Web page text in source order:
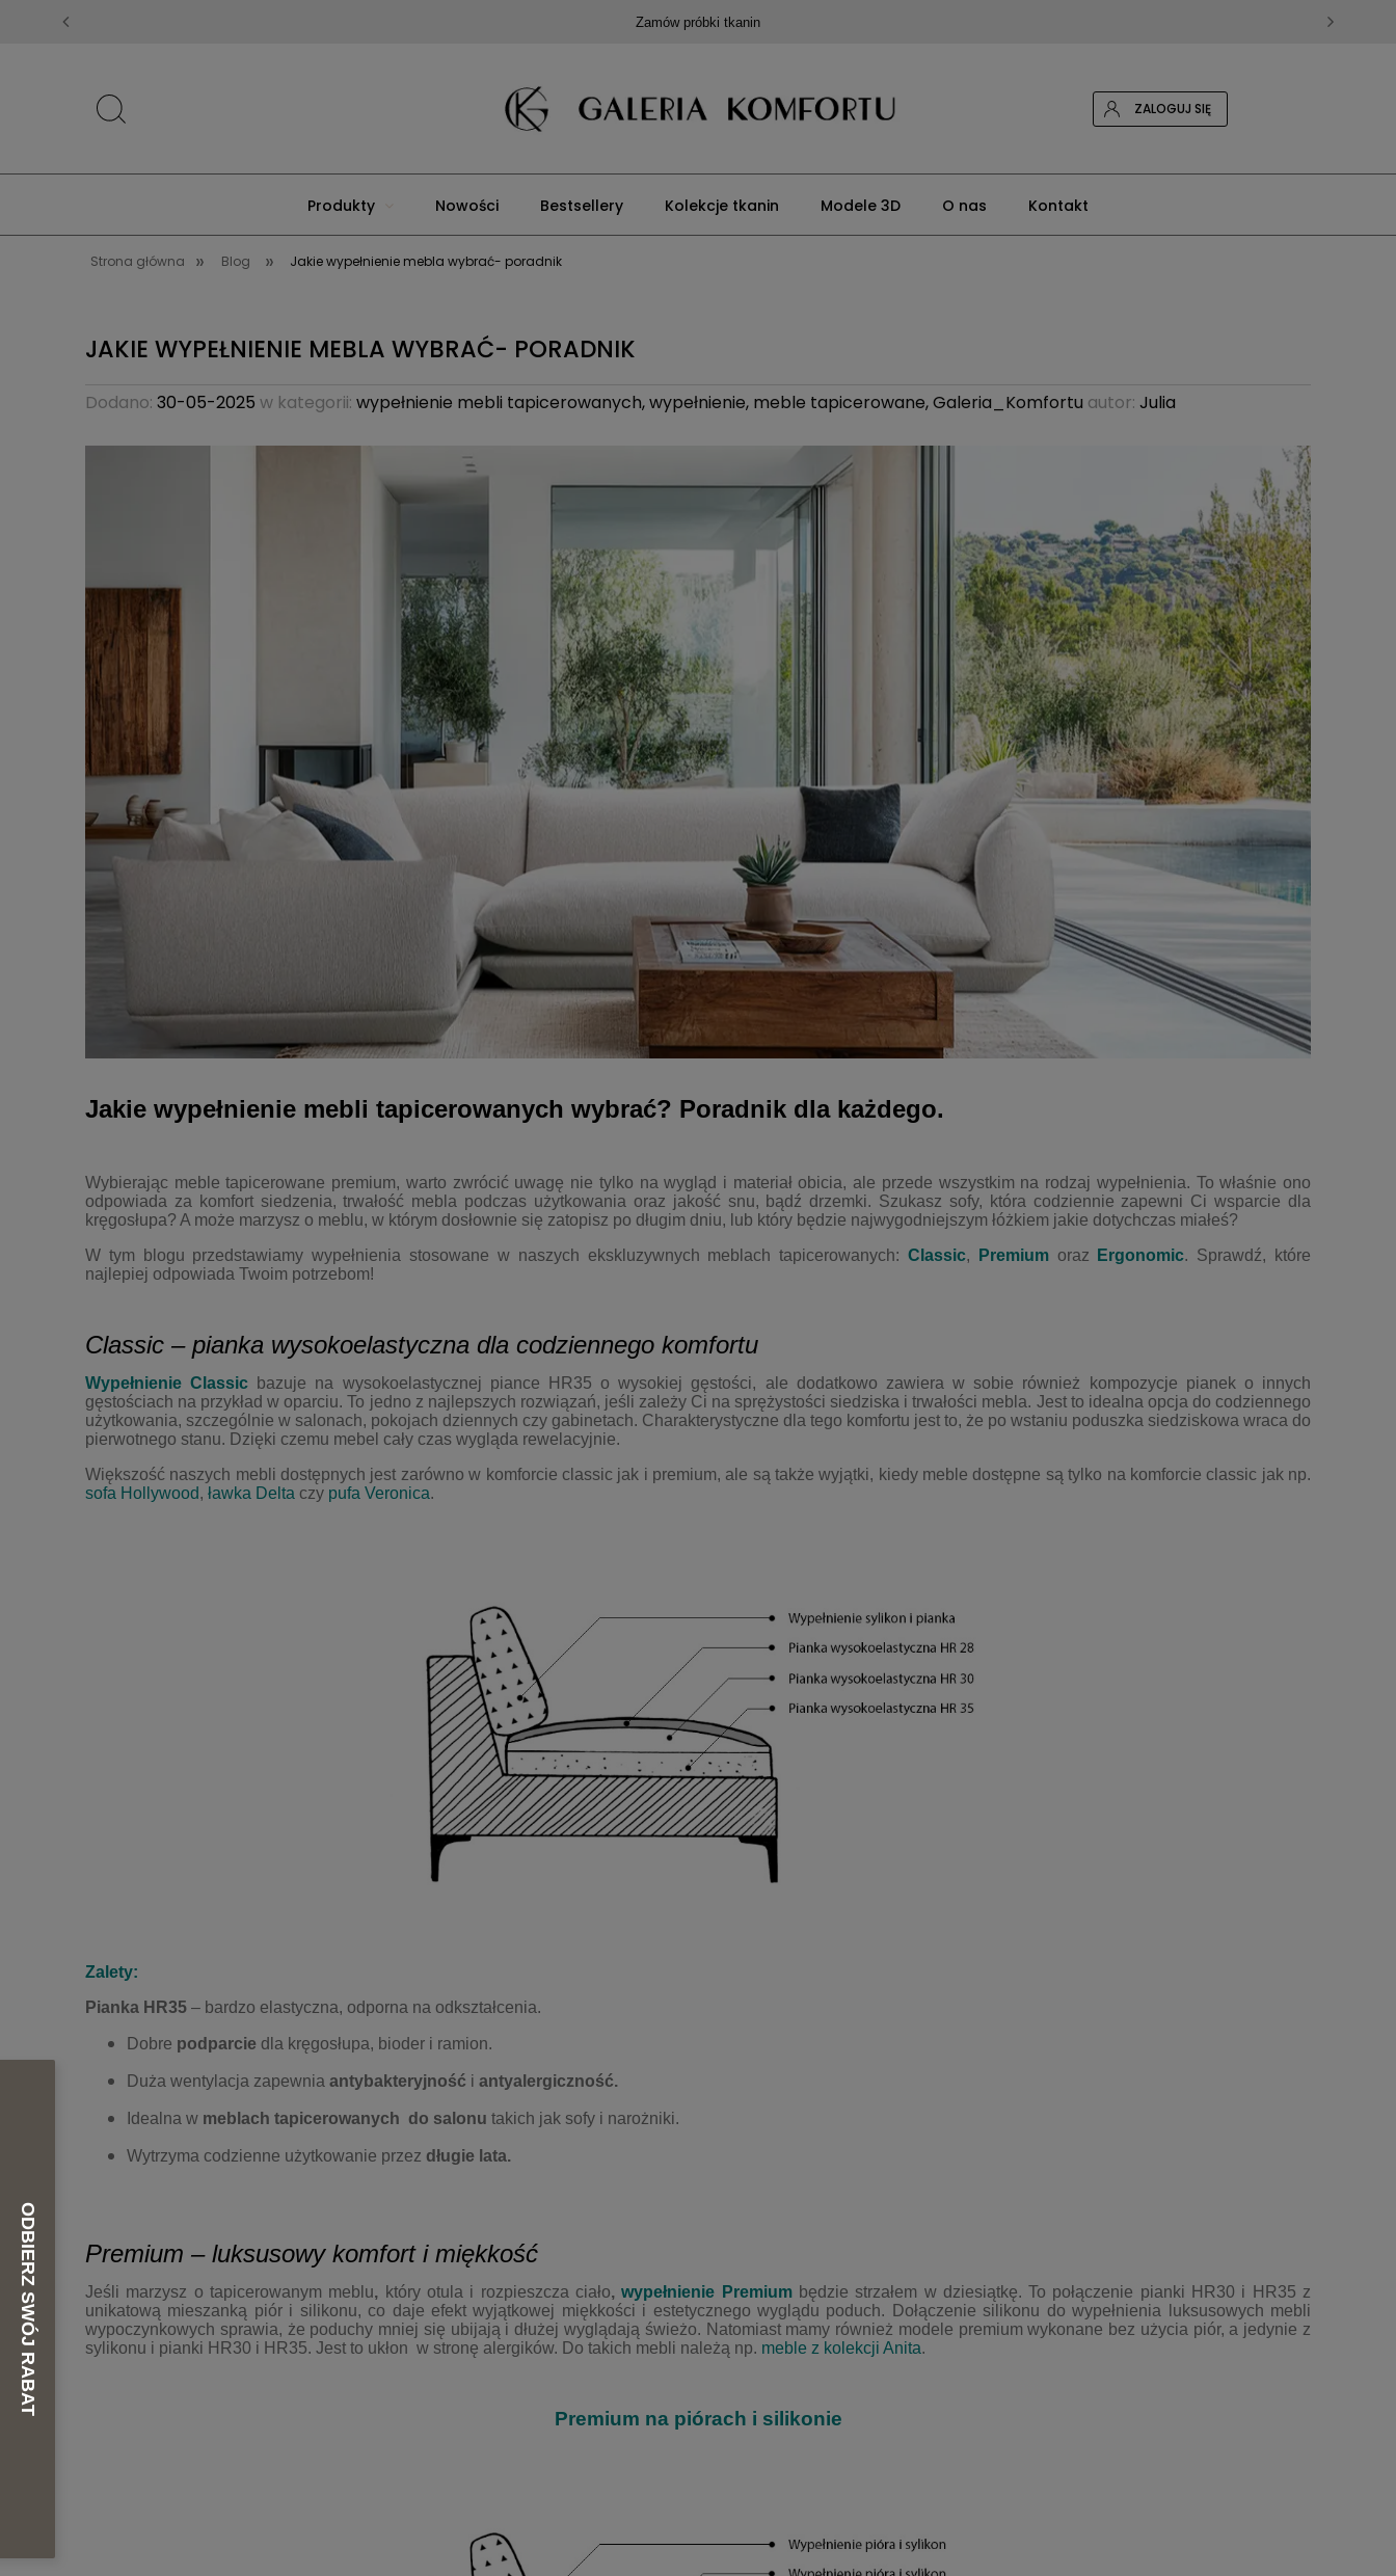
Zamów próbki tkanin
ZALOGUJ SIĘ
Produkty Nowości Bestsellery Kolekcje tkanin Modele 3D O nas Kontakt
Strona główna » Blog » Jakie wypełnienie mebla wybrać- poradnik
JAKIE WYPEŁNIENIE MEBLA WYBRAĆ- PORADNIK
Dodano: 30-05-2025 w kategorii: wypełnienie mebli tapicerowanych,wypełnienie, meble tapicerowane,Galeria_Komfortu autor: Julia
Jakie wypełnienie mebli tapicerowanych wybrać? Poradnik dla każdego.
Wybierając meble tapicerowane premium, warto zwrócić uwagę nie tylko na wygląd i materiał obicia, ale przede wszystkim na rodzaj wypełnienia. To właśnie ono
odpowiada za komfort siedzenia, trwałość mebla podczas użytkowania oraz jakość snu, bądź drzemki. Szukasz sofy, która codziennie zapewni Ci wsparcie dla
kręgosłupa? A może marzysz o meblu, w którym dosłownie się zatopisz po długim dniu, lub który będzie najwygodniejszym łóżkiem jakie dotychczas miałeś?
W tym blogu przedstawiamy wypełnienia stosowane w naszych ekskluzywnych meblach tapicerowanych: Classic, Premiumoraz Ergonomic. Sprawdź, które
najlepiej odpowiada Twoim potrzebom!
Classic – pianka wysokoelastyczna dla codziennego komfortu
Wypełnienie Classic bazuje na wysokoelastycznej piance HR35 o wysokiej gęstości, ale dodatkowo zawiera w sobie również kompozycje pianek o innych
gęstościach na przykład w oparciu. To jedno z najlepszych rozwiązań, jeśli zależy Ci na sprężystości siedziska i trwałości mebla. Jest to idealna opcja do codziennego
użytkowania, szczególnie w salonach, pokojach dziennych czy gabinetach. Charakterystyczne dla tego komfortu jest to, że po wstaniu poduszka siedziskowa wraca do
pierwotnego stanu. Dzięki czemu mebel cały czas wygląda rewelacyjnie.
Większość naszych mebli dostępnych jest zarówno w komforcie classic jak i premium, ale są także wyjątki, kiedy meble dostępne są tylko na komforcie classic jak np.
sofa Hollywood, ławka Delta czy pufa Veronica.
Zalety:
Pianka HR35 – bardzo elastyczna, odporna na odkształcenia.
Dobre podparcie dla kręgosłupa, bioder i ramion.
Duża wentylacja zapewnia antybakteryjność i antyalergiczność.
Idealna w meblach tapicerowanych do salonu takich jak sofy i narożniki.
Wytrzyma codzienne użytkowanie przez długie lata.
Premium – luksusowy komfort i miękkość
Jeśli marzysz o tapicerowanym meblu, który otula i rozpieszcza ciało, wypełnienie Premiumbędzie strzałem w dziesiątkę. To połączenie pianki HR30 i HR35 z
unikatową mieszanką piór i silikonu, co daje efekt wyjątkowej miękkości i estetycznego wyglądu poduch. Dołączenie silikonu do wypełnienia luksusowych mebli
wypoczynkowych sprawia, że poduchy mniej się ubijają i dłużej wyglądają świeżo. Natomiast mamy również modele premium wykonane bez użycia piór, a jedynie z
sylikonu i pianki HR30 i HR35. Jest to ukłon w stronę alergików. Do takich mebli należą np. meble z kolekcji Anita.
Premium na piórach i silikonie